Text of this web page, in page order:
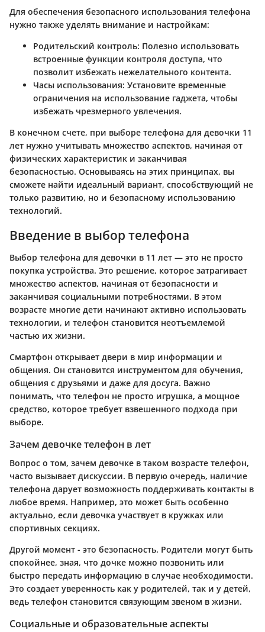
Для обеспечения безопасного использования телефона
нужно также уделять внимание и настройкам:
Родительский контроль: Полезно использовать
встроенные функции контроля доступа, что
позволит избежать нежелательного контента.
Часы использования: Установите временные
ограничения на использование гаджета, чтобы
избежать чрезмерного увлечения.
В конечном счете, при выборе телефона для девочки 11
лет нужно учитывать множество аспектов, начиная от
физических характеристик и заканчивая
безопасностью. Основываясь на этих принципах, вы
сможете найти идеальный вариант, способствующий не
только развитию, но и безопасному использованию
технологий.
Введение в выбор телефона
Выбор телефона для девочки в 11 лет — это не просто
покупка устройства. Это решение, которое затрагивает
множество аспектов, начиная от безопасности и
заканчивая социальными потребностями. В этом
возрасте многие дети начинают активно использовать
технологии, и телефон становится неотъемлемой
частью их жизни.
Смартфон открывает двери в мир информации и
общения. Он становится инструментом для обучения,
общения с друзьями и даже для досуга. Важно
понимать, что телефон не просто игрушка, а мощное
средство, которое требует взвешенного подхода при
выборе.
Зачем девочке телефон в лет
Вопрос о том, зачем девочке в таком возрасте телефон,
часто вызывает дискуссии. В первую очередь, наличие
телефона дарует возможность поддерживать контакты в
любое время. Например, это может быть особенно
актуально, если девочка участвует в кружках или
спортивных секциях.
Другой момент - это безопасность. Родители могут быть
спокойнее, зная, что дочке можно позвонить или
быстро передать информацию в случае необходимости.
Это создает уверенность как у родителей, так и у детей,
ведь телефон становится связующим звеном в жизни.
Социальные и образовательные аспекты